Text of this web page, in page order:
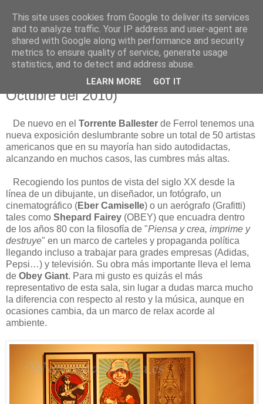
Está de pinga
11/8/10
USA TODAY (22 de Julio al 3 de
Octubre del 2010)
De nuevo en el Torrente Ballester de Ferrol tenemos una
nueva exposición deslumbrante sobre un total de 50 artistas
americanos que en su mayoría han sido autodidactas,
alcanzando en muchos casos, las cumbres más altas.
Recogiendo los puntos de vista del siglo XX desde la
línea de un dibujante, un diseñador, un fotógrafo, un
cinematográfico (Eber Camiselle) o un aerógrafo (Grafitti)
tales como Shepard Fairey (OBEY) que encuadra dentro
de los años 80 con la filosofía de "Piensa y crea, imprime y
destruye" en un marco de carteles y propaganda política
llegando incluso a trabajar para grades empresas (Adidas,
Pepsi…) y televisión. Su obra más importante lleva el lema
de Obey Giant. Para mi gusto es quizás el más
representativo de esta sala, sin lugar a dudas marca mucho
la diferencia con respecto al resto y la música, aunque en
ocasiones cambia, da un marco de relax acorde al
ambiente.
This site uses cookies from Google to deliver its services
and to analyze traffic. Your IP address and user-agent are
shared with Google along with performance and security
metrics to ensure quality of service, generate usage
statistics, and to detect and address abuse.
LEARN MORE GOT IT